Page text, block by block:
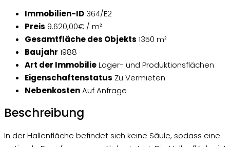
Immobilien-ID 364/E2
Preis 9.620,00€ / m²
Gesamtfläche des Objekts 1350 m²
Baujahr 1988
Art der ImmobilieLager- und Produktionsflächen
Eigenschaftenstatus Zu Vermieten
NebenkostenAuf Anfrage
Beschreibung
In der Hallenfläche befindet sich keine Säule, sodass eine